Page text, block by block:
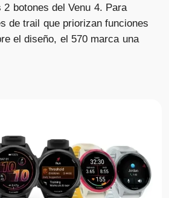
botones del Venu 4. Para
de trail que priorizan funciones
el diseño, el 570 marca una